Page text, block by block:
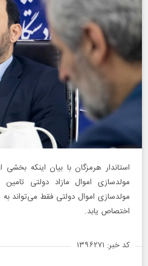
استاندار هرمزگان با بیان اینکه بخشی
مولدسازی اموال مازاد دولتی
مولدسازی اموال دولتی فقط می‌تواند
اختصاص یابد.
کد خبر: ۱۳۹۶۲۷۱